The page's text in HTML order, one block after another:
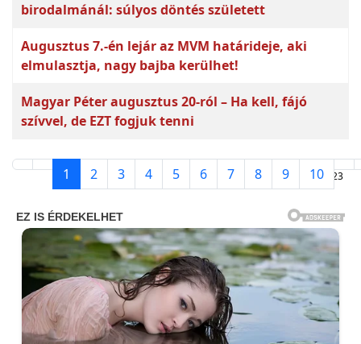
birodalmánál: súlyos döntés született
Augusztus 7.-én lejár az MVM határideje, aki
elmulasztja, nagy bajba kerülhet!
Magyar Péter augusztus 20-ról – Ha kell, fájó
szívvel, de EZT fogjuk tenni
1. oldal / 23
1 2 3 4 5 6 7 8 9 10